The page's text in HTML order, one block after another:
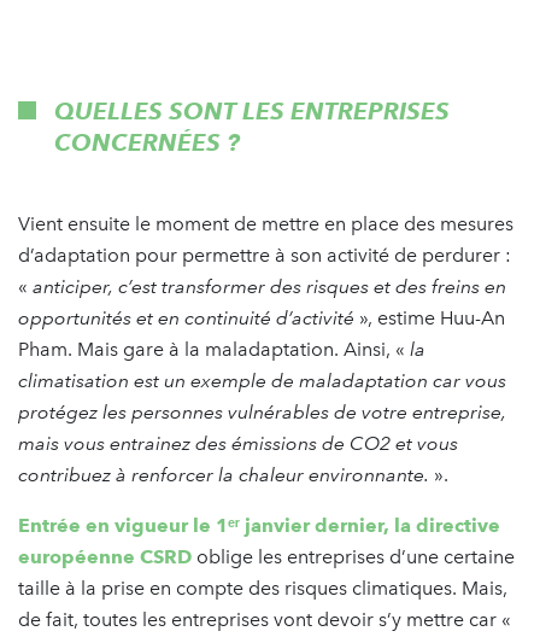
QUELLES SONT LES ENTREPRISES
CONCERNÉES ?
Vient ensuite le moment de mettre en place des mesures
d’adaptation pour permettre à son activité de perdurer :
« anticiper, c’est transformer des risques et des freins en
opportunités et en continuité d’activité », estime Huu-An
Pham. Mais gare à la maladaptation. Ainsi, « la
climatisation est un exemple de maladaptation car vous
protégez les personnes vulnérables de votre entreprise,
mais vous entrainez des émissions de CO2 et vous
contribuez à renforcer la chaleur environnante. ».
Entrée en vigueur le 1ᵉʳ janvier dernier, la directive
européenne CSRD oblige les entreprises d’une certaine
taille à la prise en compte des risques climatiques. Mais,
de fait, toutes les entreprises vont devoir s’y mettre car «